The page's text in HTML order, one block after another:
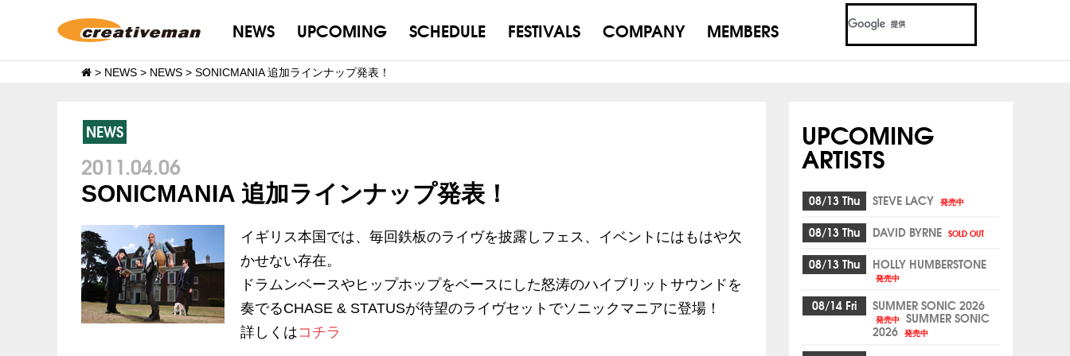
NEWS UPCOMING SCHEDULE FESTIVALS COMPANY MEMBERS
> NEWS > NEWS > SONICMANIA 追加ラインナップ発表！
NEWS
2011.04.06
SONICMANIA 追加ラインナップ発表！
イギリス本国では、毎回鉄板のライヴを披露しフェス、イベントにはもはや欠
かせない存在。
ドラムンベースやヒップホップをベースにした怒涛のハイブリットサウンドを
奏でるCHASE & STATUSが待望のライヴセットでソニックマニアに登場！
詳しくはコチラ
UPCOMING
ARTISTS
08/13 Thu STEVE LACY 発売中
08/13 Thu DAVID BYRNE SOLD OUT
08/13 Thu HOLLY HUMBERSTONE
発売中
08/14 Fri SUMMER SONIC 2026
発売中 SUMMER SONIC
2026 発売中